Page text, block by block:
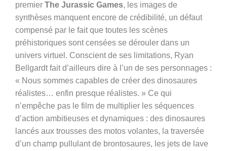
premier The Jurassic Games, les images de
synthèses manquent encore de crédibilité, un défaut
compensé par le fait que toutes les scènes
préhistoriques sont censées se dérouler dans un
univers virtuel. Conscient de ses limitations, Ryan
Bellgardt fait d’ailleurs dire à l’un de ses personnages :
« Nous sommes capables de créer des dinosaures
réalistes… enfin presque réalistes. » Ce qui
n’empêche pas le film de multiplier les séquences
d’action ambitieuses et dynamiques : des dinosaures
lancés aux trousses des motos volantes, la traversée
d’un champ pullulant de brontosaures, les jets de lave